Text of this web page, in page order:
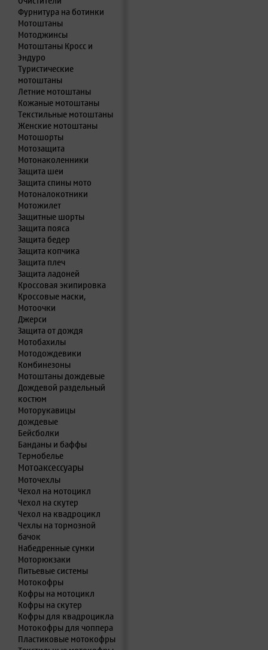
Фурнитура на ботинки
Мотоштаны
Мотоджинсы
Мотоштаны Кросс и
Эндуро
Туристические
мотоштаны
Летние мотоштаны
Кожаные мотоштаны
Текстильные мотоштаны
Женские мотоштаны
Мотошорты
Мотозащита
Мотонаколенники
Защита шеи
Защита спины мото
Мотоналокотники
Мотожилет
Защитные шорты
Защита пояса
Защита бедер
Защита копчика
Защита плеч
Защита ладоней
Кроссовая экипировка
Кроссовые маски,
Мотоочки
Джерси
Защита от дождя
Мотобахилы
Мотодождевики
Комбинезоны
Мотоштаны дождевые
Дождевой раздельный
костюм
Моторукавицы
дождевые
Бейсболки
Банданы и баффы
Термобелье
Мотоаксессуары
Моточехлы
Чехол на мотоцикл
Чехол на скутер
Чехол на квадроцикл
Чехлы на тормозной
бачок
Набедренные сумки
Моторюкзаки
Питьевые системы
Мотокофры
Кофры на мотоцикл
Кофры на скутер
Кофры для квадроцикла
Мотокофры для чоппера
Пластиковые мотокофры